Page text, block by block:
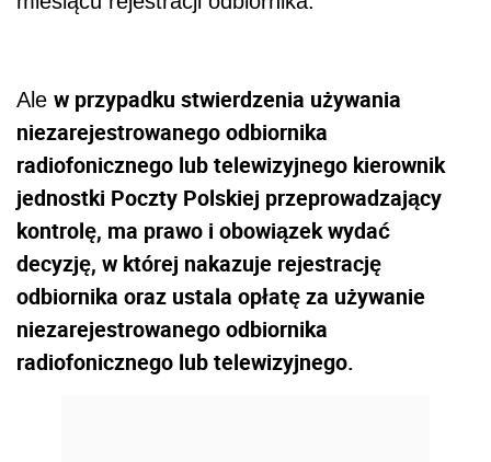
Ale w przypadku stwierdzenia używania
niezarejestrowanego odbiornika
radiofonicznego lub telewizyjnego kierownik
jednostki Poczty Polskiej przeprowadzający
kontrolę, ma prawo i obowiązek wydać
decyzję, w której nakazuje rejestrację
odbiornika oraz ustala opłatę za używanie
niezarejestrowanego odbiornika
radiofonicznego lub telewizyjnego.